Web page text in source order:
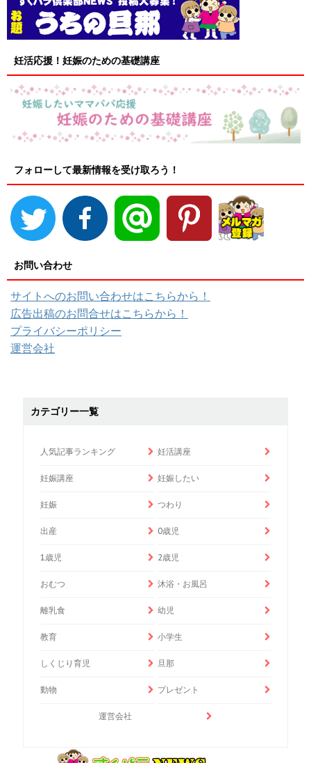
妊活応援！妊娠のための基礎講座
フォローして最新情報を受け取ろう！
お問い合わせ
サイトへのお問い合わせはこちらから！
広告出稿のお問合せはこちらから！
プライバシーポリシー
運営会社
カテゴリー一覧
人気記事ランキング 妊活講座
妊娠講座 妊娠したい
妊娠 つわり
出産 0歳児
1歳児 2歳児
おむつ 沐浴・お風呂
離乳食 幼児
教育 小学生
しくじり育児 旦那
動物 プレゼント
運営会社